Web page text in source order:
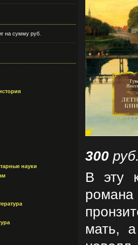
на сумму руб.
науки
300
В эту
романа
мать,